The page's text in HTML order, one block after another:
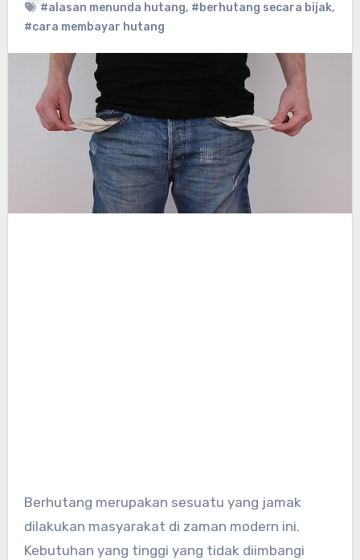
#alasan menunda hutang, #berhutang secara bijak,
#cara membayar hutang
Berhutang merupakan sesuatu yang jamak
dilakukan masyarakat di zaman modern ini.
Kebutuhan yang tinggi yang tidak diimbangi